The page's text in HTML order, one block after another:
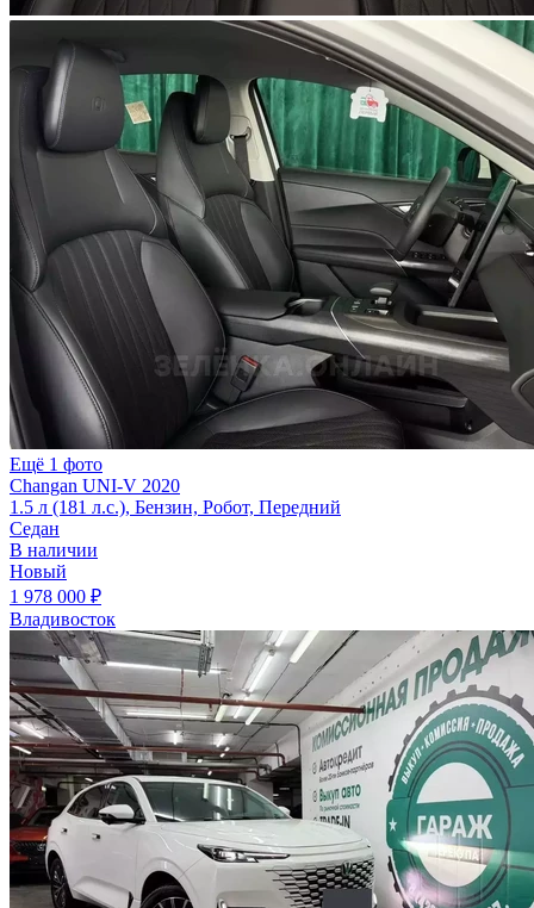
Ещё 1 фото
Changan UNI-V 2020
1.5 л (181 л.с.), Бензин, Робот, Передний
Седан
В наличии
Новый
1 978 000 ₽
Владивосток